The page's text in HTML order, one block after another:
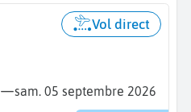
—sam. 05 septembre 2026
Vol direct